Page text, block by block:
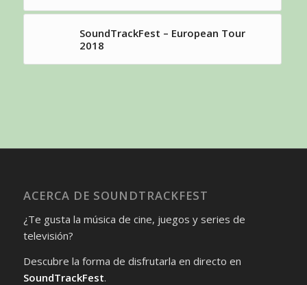
SoundTrackFest – European Tour
2018
ACERCA DE SOUNDTRACKFEST
¿Te gusta la música de cine, juegos y series de
televisión?
Descubre la forma de disfrutarla en directo en
SoundTrackFest.